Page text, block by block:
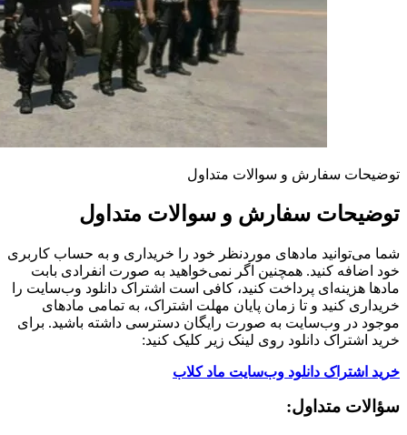
توضیحات سفارش و سوالات متداول
توضیحات سفارش و سوالات متداول
شما می‌توانید مادهای موردنظر خود را خریداری و به حساب کاربری
خود اضافه کنید. همچنین اگر نمی‌خواهید به صورت انفرادی بابت
مادها هزینه‌ای پرداخت کنید، کافی است اشتراک دانلود وب‌سایت را
خریداری کنید و تا زمان پایان مهلت اشتراک، به تمامی مادهای
موجود در وب‌سایت به صورت رایگان دسترسی داشته باشید. برای
خرید اشتراک دانلود روی لینک زیر کلیک کنید:
خرید اشتراک دانلود وب‌سایت ماد کلاب
سؤالات متداول: